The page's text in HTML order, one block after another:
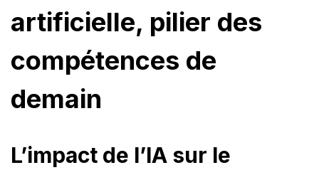
artificielle, pilier des
compétences de
demain
L’impact de l’IA sur le